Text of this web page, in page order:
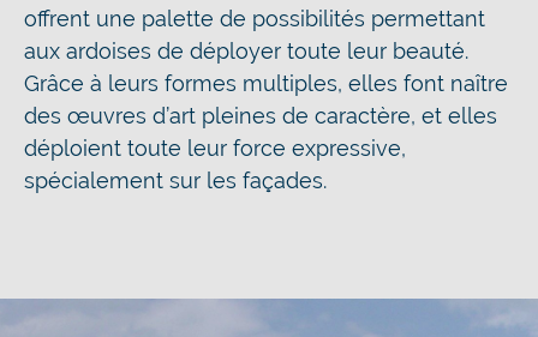
offrent une palette de possibilités permettant
aux ardoises de déployer toute leur beauté.
Grâce à leurs formes multiples, elles font naître
des œuvres d’art pleines de caractère, et elles
déploient toute leur force expressive,
spécialement sur les façades.